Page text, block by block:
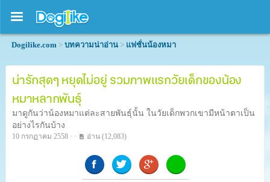
Dogilike.com > บทความน่าอ่าน > แฟชั่นน้องหมา
น่ารักสุดๆ หยุดไม่อยู่ รวมภาพแรกวัยเด็กของน้อง
หมาหลากพันธุ์
มาดูกันว่าน้องหมาแต่ละสายพันธุ์นั้น ในวัยเด็กพวกเขามีหน้าตาเป็น
อย่างไรกันบ้าง
10 กรกฏาคม 2558 · · อ่าน (12,083)